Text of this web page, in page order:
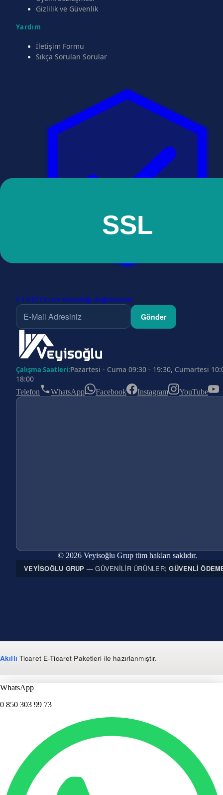
Gizlilik ve Güvenlik
Yardım
İletişim Formu
Sıkça Sorulan Sorular
ETBİSTicaret Bakanlığı doğrulaması
Gönder
Çalışma Saatleri:Pazartesi - Cuma 09:30 - 19:30, Cumartesi
18:00
Telefon WhatsApp Facebook Instagram YouTube
© 2026 Veyisoğlu Grup tüm hakları saklıdır.
VEYISOĞLU GRUP — GÜVENILIR ÜRÜNLER;GÜVENLI
Akıllı Ticaret E-Ticaret Paketleri ile hazırlanmıştır.
WhatsApp
0 850 303 99 73